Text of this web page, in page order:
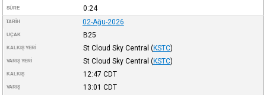
SÜRE 0:24
TARIH 02-Ağu-2026
UÇAK B25
KALKIŞ YERI St Cloud Sky Central (KSTC)
VARIŞ YERI St Cloud Sky Central (KSTC)
KALKIŞ 12:47 CDT
VARIŞ 13:01 CDT